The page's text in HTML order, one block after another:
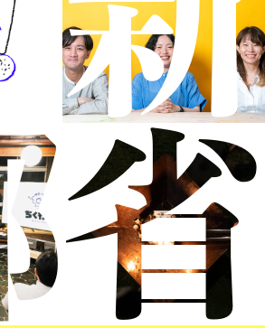
省